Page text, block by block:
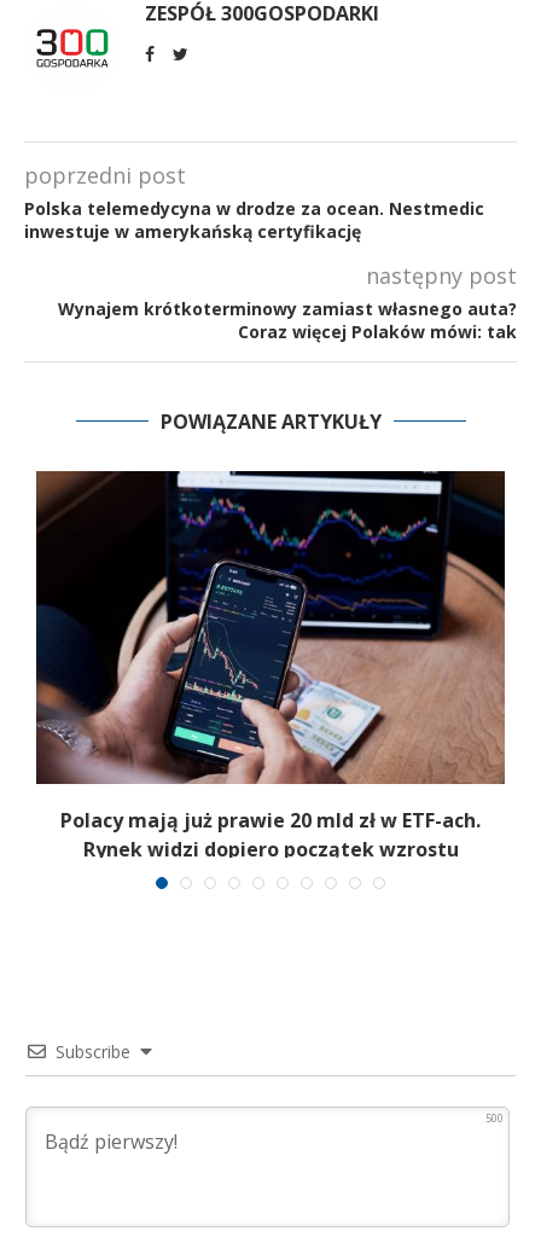
ZESPÓŁ 300GOSPODARKI
poprzedni post
Polska telemedycyna w drodze za ocean. Nestmedic
inwestuje w amerykańską certyfikację
następny post
Wynajem krótkoterminowy zamiast własnego auta?
Coraz więcej Polaków mówi: tak
POWIĄZANE ARTYKUŁY
Polacy mają już prawie 20 mld zł w ETF-ach.
Rynek widzi dopiero początek wzrostu
Subscribe
500